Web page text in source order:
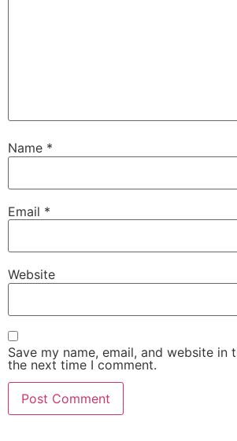
Name *
Email *
Website
Save my name, email, and website in
the next time I comment.